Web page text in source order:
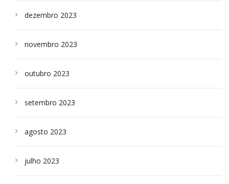
dezembro 2023
novembro 2023
outubro 2023
setembro 2023
agosto 2023
julho 2023